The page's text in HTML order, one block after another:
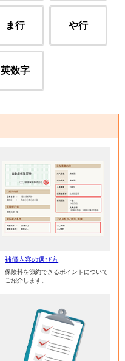
ま行 や行
英数字
補償内容の選び方
保険料を節約できるポイントについて
ご紹介します。